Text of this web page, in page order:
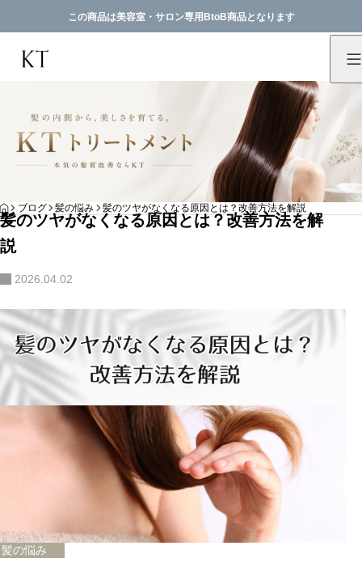
この商品は美容室・サロン専用BtoB商品となります
HOME
ブログ 髪の悩み 髪のツヤがなくなる原因とは？改善方法を解説
髪のツヤがなくなる原因とは？改善方法を解
説
2026.04.02
髪の悩み